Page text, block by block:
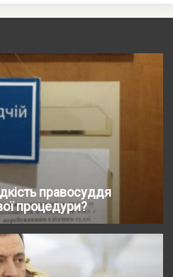
правосуддя
процедури?